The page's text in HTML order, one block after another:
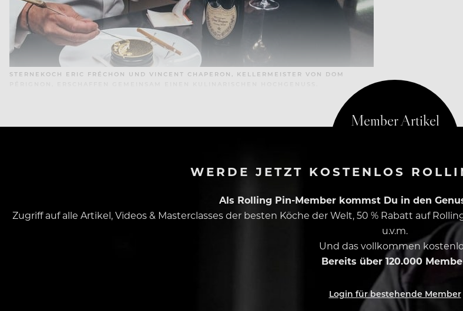
STERNEKOCH ERIC FRÉCHON UND VINCENT CHAPERON, KELLERMEISTER VON DOM
WERDE JETZT KOSTENLOS
Als Rolling Pin-Member kommst Du in den
Zugriff auf alle Artikel, Videos & Masterclasses der besten Köche der Welt, 50 % Rabatt auf
u.v.m.
Und das vollkommen
Bereits über 120.000
Login für bestehende Member